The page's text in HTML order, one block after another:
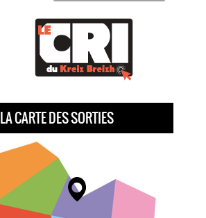
LA CARTE DES SORTIES